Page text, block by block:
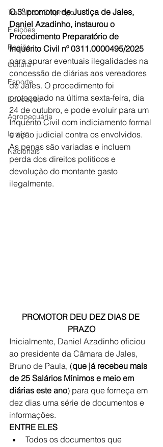
Trabalho e Emprego
Eleições
Região
Cultura
Esporte
Educação
Agropecuária
Igreja
Nacionais
O 3º promotor de Justiça de Jales,
Daniel Azadinho, instaurou o
Procedimento Preparatório de
Inquérito Civil nº 0311.0000495/2025
para apurar eventuais ilegalidades na
concessão de diárias aos vereadores
de Jales. O procedimento foi
protocolado na última sexta-feira, dia
24 de outubro, e pode evoluir para um
Inquérito Civil com indiciamento formal
e ação judicial contra os envolvidos.
As penas são variadas e incluem
perda dos direitos políticos e
devolução do montante gasto
ilegalmente.
PROMOTOR DEU DEZ DIAS DE
PRAZO
Inicialmente, Daniel Azadinho oficiou
ao presidente da Câmara de Jales,
Bruno de Paula, (que já recebeu mais
de 25 Salários Mínimos e meio em
diárias este ano) para que forneça em
dez dias uma série de documentos e
informações.
ENTRE ELES
Todos os documentos que